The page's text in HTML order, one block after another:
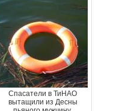
Спасатели в ТиНАО
вытащили из Десны